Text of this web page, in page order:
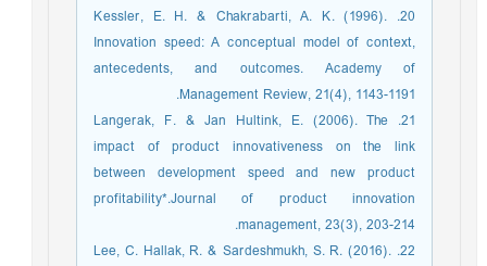
20. Kessler, E. H. & Chakrabarti, A. K. (1996).
Innovation speed: A conceptual model of context,
antecedents, and outcomes. Academy of
Management Review, 21(4), 1143-1191.
21. Langerak, F. & Jan Hultink, E. (2006). The
impact of product innovativeness on the link
between development speed and new product
profitability*.Journal of product innovation
management, 23(3), 203-214.
22. Lee, C. Hallak, R. & Sardeshmukh, S. R. (2016).